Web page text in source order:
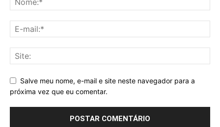
Salve meu nome, e-mail e site neste navegador para a
próxima vez que eu comentar.